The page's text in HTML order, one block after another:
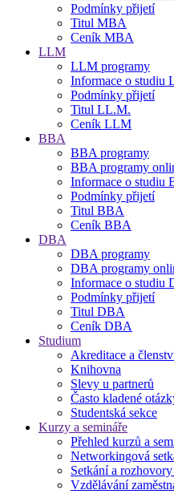
Podmínky přijetí
Titul MBA
Ceník MBA
LLM
LLM programy
Informace o studiu
Podmínky přijetí
Titul LL.M.
Ceník LLM
BBA
BBA programy
BBA programy
Informace o studiu
Podmínky přijetí
Titul BBA
Ceník BBA
DBA
DBA programy
DBA programy
Informace o studiu
Podmínky přijetí
Titul DBA
Ceník DBA
Studium
Akreditace a
Knihovna
Slevy u partnerů
Často kladené
Studentská sekce
Kurzy a semináře
Přehled kurzů a
Networkingová
Setkání a
Vzdělávání